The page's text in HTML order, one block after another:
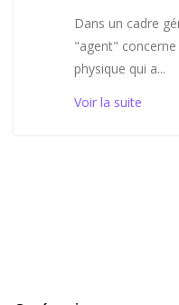
Dans un cadre
"agent"
physique qui a...
Voir la suite